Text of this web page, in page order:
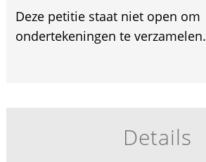
Deze petitie staat niet open om
ondertekeningen te verzamelen.
Details